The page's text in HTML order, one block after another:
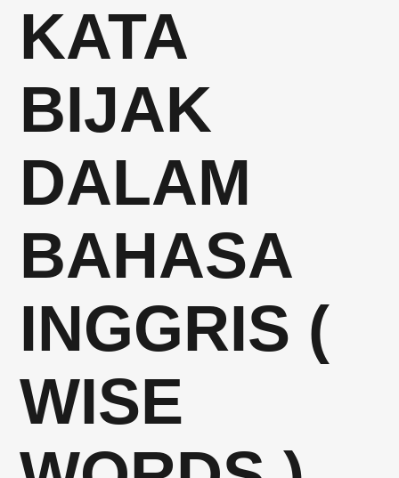
KATA
BIJAK
DALAM
BAHASA
INGGRIS (
WISE